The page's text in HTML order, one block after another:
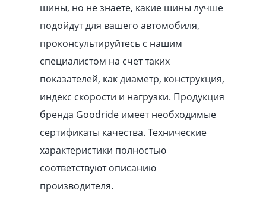
шины, но не знаете, какие шины лучше
подойдут для вашего автомобиля,
проконсультируйтесь с нашим
специалистом на счет таких
показателей, как диаметр, конструкция,
индекс скорости и нагрузки. Продукция
бренда Goodride имеет необходимые
сертификаты качества. Технические
характеристики полностью
соответствуют описанию
производителя.